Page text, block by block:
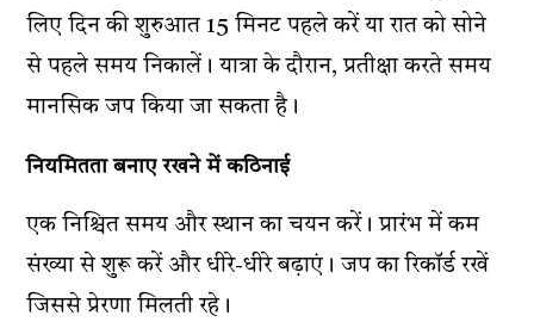
लिए दिन की शुरुआत 15 मिनट पहले करें या रात को सोने
से पहले समय निकालें। यात्रा के दौरान, प्रतीक्षा करते समय
मानसिक जप किया जा सकता है।
नियमितता बनाए रखने में कठिनाई
एक निश्चित समय और स्थान का चयन करें। प्रारंभ में कम
संख्या से शुरू करें और धीरे-धीरे बढ़ाएं। जप का रिकॉर्ड रखें
जिससे प्रेरणा मिलती रहे।